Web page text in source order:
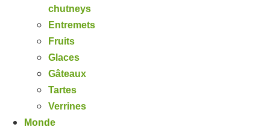
chutneys
Entremets
Fruits
Glaces
Gâteaux
Tartes
Verrines
Monde